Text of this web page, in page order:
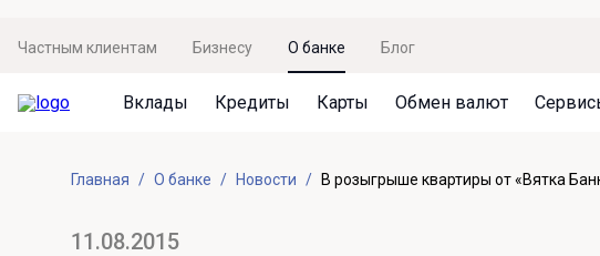
Частным клиентам Бизнесу О банке Блог
Вклады
Не упусти момент
Просто вклад
Кредиты
Кредит под залог недвижимости
Рефинансирование
Карты
Дебетовая карта с пакетом услуг
Премиальная карта Mir Supreme
Обмен валют
Курсы валют
Бронирование валюты
Оплата кредита
Оценка недвижимости
Акция «Приведи друга»
Акция «Ставка на бизнес»
Главная О банке Новости В розыгрыше квартиры от «Вятка
11.08.2015